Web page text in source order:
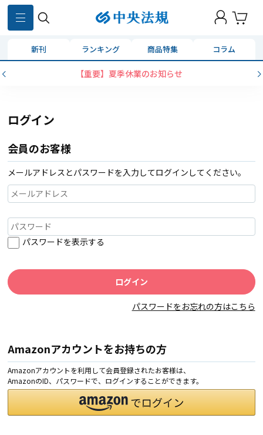
新刊 ランキング 商品特集 コラム
【重要】夏季休業のお知らせ
ログイン
会員のお客様
メールアドレスとパスワードを入力してログインしてください。
パスワードを表示する
パスワードをお忘れの方はこちら
Amazonアカウントをお持ちの方
Amazonアカウントを利用して会員登録されたお客様は、
AmazonのID、パスワードで、ログインすることができます。